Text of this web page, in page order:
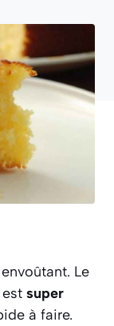
Le
super
à faire.